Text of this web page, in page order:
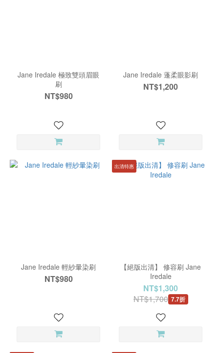
Jane Iredale 極致雙頭眉眼
刷
NT$980
Jane Iredale 蓬柔眼影刷
NT$1,200
Jane Iredale 輕紗暈染刷
NT$980
出清特惠
【絕版出清】 修容刷 Jane
Iredale
NT$1,300
NT$1,700 7.7折